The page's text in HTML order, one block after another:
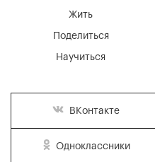
Жить
Поделиться
Научиться
ВКонтакте
Одноклассники